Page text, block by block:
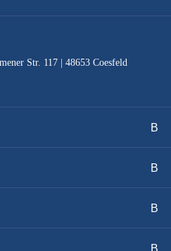
und Irrtümer
Str. 117 | 48653 Coesfeld